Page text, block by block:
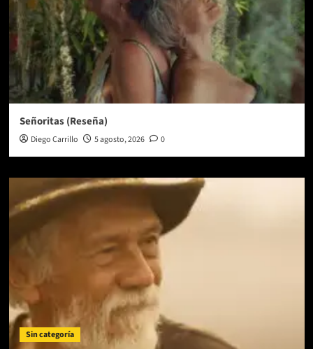
Señoritas (Reseña)
Diego Carrillo 5 agosto, 2026 0
Sin categoría